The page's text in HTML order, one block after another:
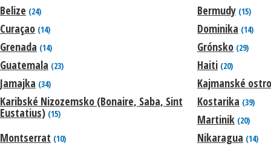
Belize (24) Bermudy (15)
Curaçao (14) Dominika (14)
Grenada (14) Grónsko (29)
Guatemala (23) Haiti (20)
Jamajka (34)
Kajmanské
Karibské Nizozemsko (Bonaire, Saba, Sint
Eustatius) (15)
Kostarika (39)
Martinik (20)
Montserrat (10) Nikaragua (14)